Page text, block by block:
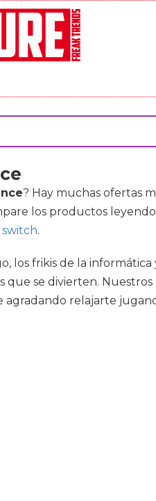
? Hay muchas ofertas
los productos
.
los frikis de la
que se divierten.
agradando relajarte